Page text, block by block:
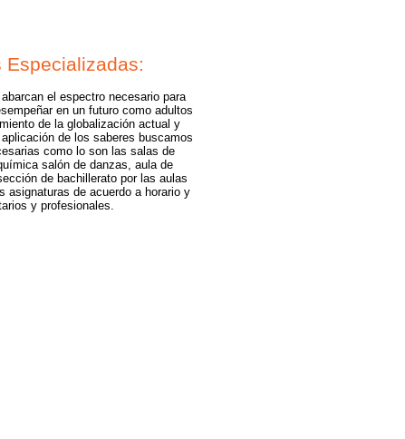
Especializadas:
el espectro necesario para
en un futuro como adultos
de la globalización actual y
de los saberes buscamos
como lo son las salas de
salón de danzas, aula de
de bachillerato por las aulas
asignaturas de acuerdo a horario y
y profesionales.